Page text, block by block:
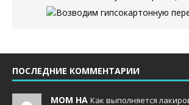
ПОСЛЕДНИЕ КОММЕНТАРИИ
MOM НА Как выполняется